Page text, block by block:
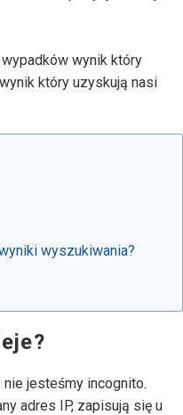
wynik który
który uzyskują nasi
wyszukiwania?
jesteśmy incognito.
adres IP, zapisują się u